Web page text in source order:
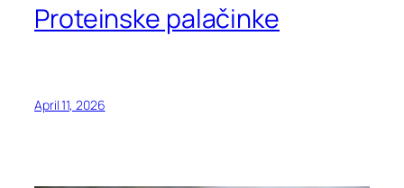
Proteinske palačinke
April 11, 2026